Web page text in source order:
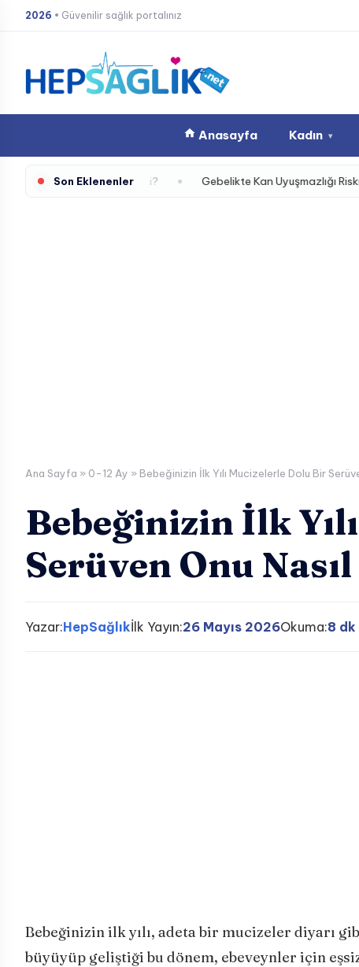
İçeriğe
2026 • Güvenilir sağlık portalınız
Anasayfa Kadın ▾
Son Eklenenler
Olabilir mi? Gebelikte Kan Uyuşmazlığı Riskine Karşı
Ana Sayfa » 0-12 Ay » Bebeğinizin İlk Yılı Mucizelerle Dolu Bir
Bebeğinizin İlk
Serüven Onu
Yazar:HepSağlıkİlk Yayın:26 Mayıs 2026Okuma:8 dk
Bebeğinizin ilk yılı, adeta bir mucizeler diyarı
büyüyüp geliştiği bu dönem, ebeveynler için